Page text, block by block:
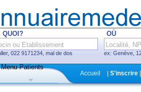
QUOI?
022 9171234, mal de dos
OÙ
ex: Genève,
Hôpitaux, cliniques
Menu Patients
Accueil S'inscrire|